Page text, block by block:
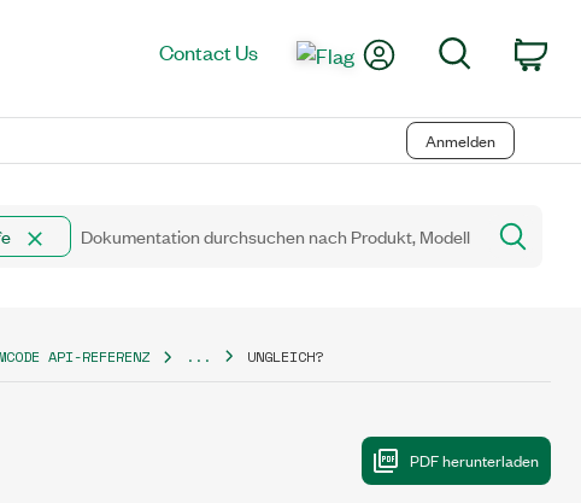
Contact Us My AccountSearch
Anmelden
API-REFERENZ ... UNGLEICH?